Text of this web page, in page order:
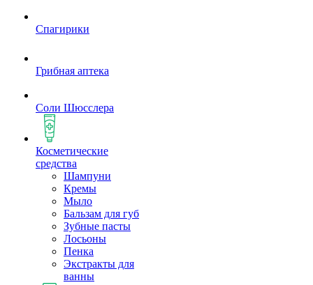
Спагирики
Грибная аптека
Соли Шюсслера
Косметические
средства
Шампуни
Кремы
Мыло
Бальзам для губ
Зубные пасты
Лосьоны
Пенка
Экстракты для
ванны